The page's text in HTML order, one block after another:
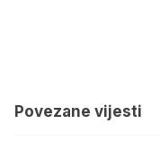
Povezane vijesti